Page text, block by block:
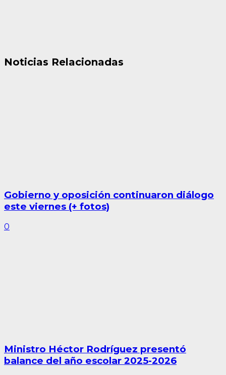
Noticias Relacionadas
Gobierno y oposición continuaron diálogo
este viernes (+ fotos)
0
Ministro Héctor Rodríguez presentó
balance del año escolar 2025-2026